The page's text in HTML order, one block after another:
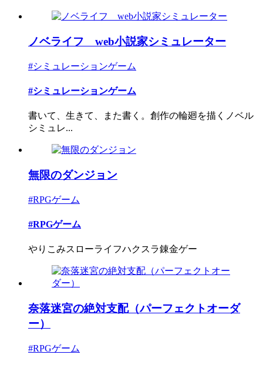
ノベライフ web小説家シミュレーター
#シミュレーションゲーム
#シミュレーションゲーム
書いて、生きて、また書く。創作の輪廻を描くノベル
シミュレ...
無限のダンジョン
#RPGゲーム
#RPGゲーム
やりこみスローライフハクスラ錬金ゲー
奈落迷宮の絶対支配（パーフェクトオーダ
ー）
#RPGゲーム